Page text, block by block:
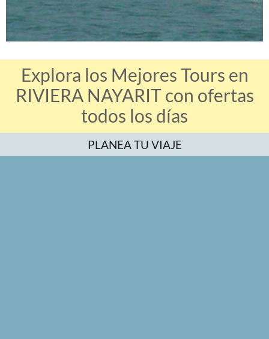
Explora los Mejores Tours en
RIVIERA NAYARIT con ofertas
todos los días
PLANEA TU VIAJE